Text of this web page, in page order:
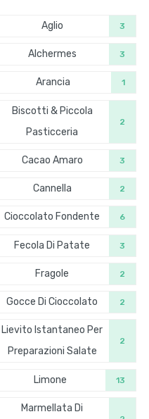
Aglio 3
Alchermes 3
Arancia 1
Biscotti & Piccola
Pasticceria
2
Cacao Amaro 3
Cannella 2
Cioccolato Fondente 6
Fecola Di Patate 3
Fragole 2
Gocce Di Cioccolato 2
Lievito Istantaneo Per
Preparazioni Salate
2
Limone 13
Marmellata Di